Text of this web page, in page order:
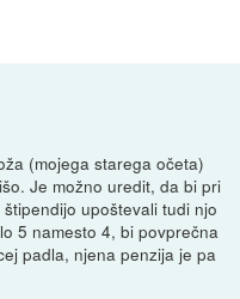
(mojega starega očeta)
Je možno uredit, da bi pri
upoštevali tudi njo
5 namesto 4, bi povprečna
padla, njena penzija je pa